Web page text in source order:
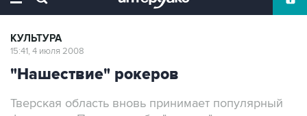
КУЛЬТУРА
15:41, 4 июля 2008
"Нашествие" рокеров
Тверская область вновь принимает популярный